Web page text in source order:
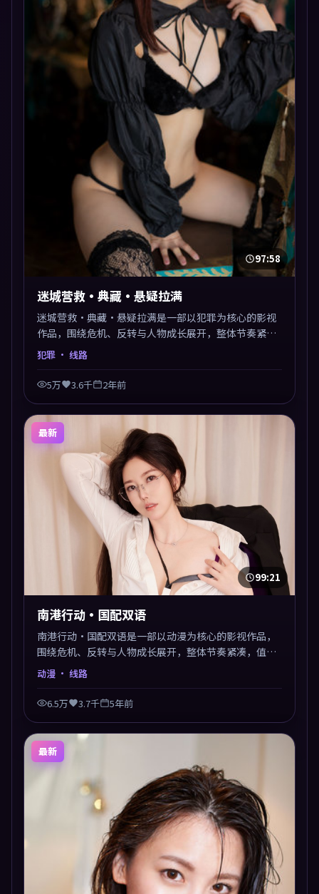
97:58
迷城营救·典藏·悬疑拉满
迷城营救·典藏·悬疑拉满是一部以犯罪为核心的影视
作品，围绕危机、反转与人物成长展开，整体节奏紧
凑，值得推荐观看。
犯罪 · 线路
5万 3.6千 2年前
最新
99:21
南港行动·国配双语
南港行动·国配双语是一部以动漫为核心的影视作品，
围绕危机、反转与人物成长展开，整体节奏紧凑，值得
推荐观看。
动漫 · 线路
6.5万 3.7千 5年前
最新